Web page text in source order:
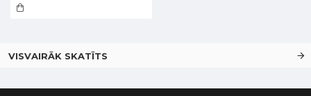
VISVAIRĀK SKATĪTS